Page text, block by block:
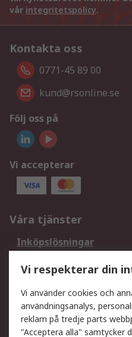
vår integritetspolicy.
Kontakta oss
0771-45 89 00
kund@rsonline.se
Följ oss på
Vi accepterar
Våra tjänster
Inköpslösningar
DesignSpark
Ditt lokala säljteam
Support
Vi respekterar din
Vi använder cookies och
användningsanalys,
reklam på tredje parts
"Acceptera alla" samtycker